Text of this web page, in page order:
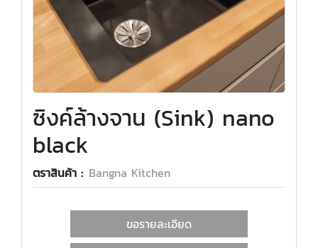
ซิงค์ล้างจาน (Sink) nano
black
ตราสินค้า : Bangna Kitchen
ขอรายละเอียด